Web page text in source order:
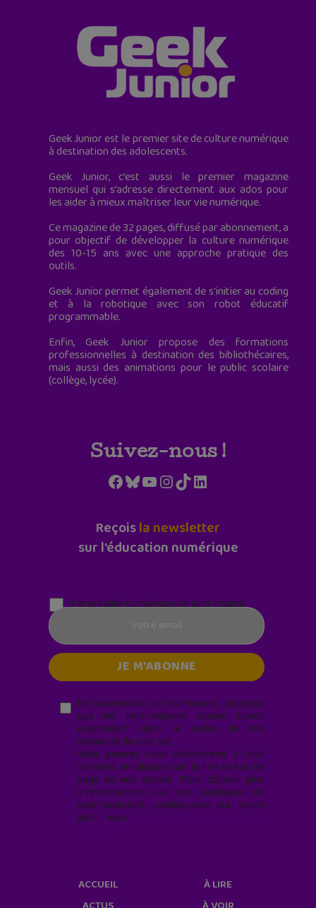
Geek Junior est le premier site de culture numérique
à destination des adolescents.
Geek Junior, c’est aussi le premier magazine
mensuel qui s’adresse directement aux ados pour
les aider à mieux maîtriser leur vie numérique.
Ce magazine de 32 pages, diffusé par abonnement, a
pour objectif de développer la culture numérique
des 10-15 ans avec une approche pratique des
outils.
Geek Junior permet également de s'initier au coding
et à la robotique avec son robot éducatif
programmable.
Enfin, Geek Junior propose des formations
professionnelles à destination des bibliothécaires,
mais aussi des animations pour le public scolaire
(collège, lycée).
Suivez-nous !
Facebook
Bluesky
YouTube
Instagram
TikTokLinkedIn
Reçoisla newsletter
sur l'éducation numérique
Parentalité numérique (le lundi matin)
En soumettant ce formulaire, j’accepte
que les informations saisies soient
exploitées* dans le cadre de ma
demande de contact.
Vous pouvez vous désabonner à tout
moment en cliquant sur le lien en bas de
page de nos emails. Pour obtenir plus
d'informations sur nos pratiques de
confidentialité, rendez-vous sur notre
site web
ACCUEIL
À LIRE